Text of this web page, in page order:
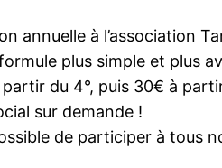
annuelle à l’association
plus simple et plus
du 4°, puis 30€ à
sur demande !
de participer à tous